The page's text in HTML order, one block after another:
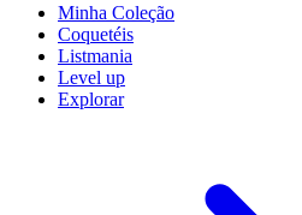
Minha Coleção
Coquetéis
Listmania
Level up
Explorar